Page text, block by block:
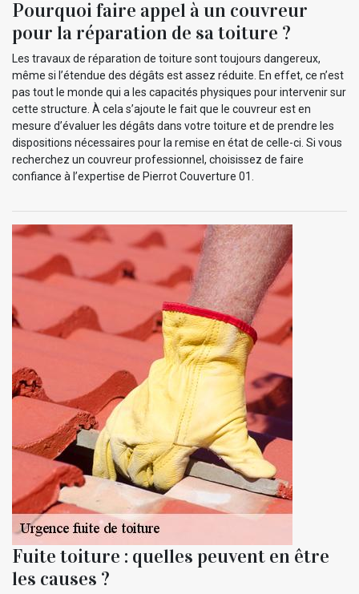
Pourquoi faire appel à un couvreur
pour la réparation de sa toiture ?
Les travaux de réparation de toiture sont toujours dangereux,
même si l’étendue des dégâts est assez réduite. En effet, ce n’est
pas tout le monde qui a les capacités physiques pour intervenir sur
cette structure. À cela s’ajoute le fait que le couvreur est en
mesure d’évaluer les dégâts dans votre toiture et de prendre les
dispositions nécessaires pour la remise en état de celle-ci. Si vous
recherchez un couvreur professionnel, choisissez de faire
confiance à l’expertise de Pierrot Couverture 01.
Fuite toiture : quelles peuvent en être
les causes ?